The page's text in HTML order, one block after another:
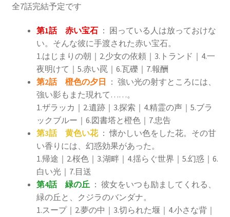
全7話完結予定です
第1話 赤い宝石： 困っている人は放っておけな
い。そんな彼に手渡された赤い宝石。
1.はじまりの朝｜2.少女の依頼｜3.トランド｜4.一
夜明けて｜5.赤い罠｜6.瓦礫｜7.報酬
第2話 橙色の夕日 ： 強い光の射すところには、
強い影もまた現れて……。
1.ザラッカ｜2.遺跡｜3.探索｜4.精霊の声｜5.ブラ
ックブルー｜6.図書塔と橙色｜7.忠告
第3話 黄色い花： 懐かしい色をした花。その甘
い香りには、幻惑効果があった。
1.帰途｜2.桜色｜3.湖畔｜4.揺らぐ世界｜5.幻惑｜6.
白い光｜7.目送
第4話 緑の丘： 彼女をいつも励ましてくれる、
緑の丘と、クジラのバンダナ。
1.スープ｜2.夢の中｜3.切られた堰｜4.小さな背｜